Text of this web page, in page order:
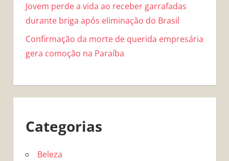
Jovem perde a vida ao receber garrafadas
durante briga após eliminação do Brasil
Confirmação da morte de querida empresária
gera comoção na Paraíba
Categorias
Beleza